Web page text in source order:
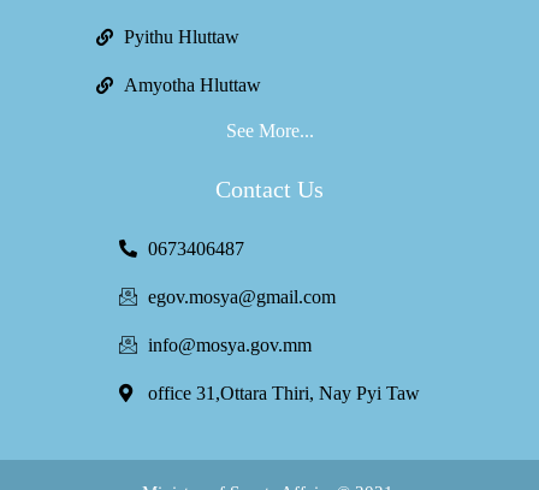
Pyithu Hluttaw
Amyotha Hluttaw
See More...
Contact Us
0673406487
egov.mosya@gmail.com
info@mosya.gov.mm
office 31,Ottara Thiri, Nay Pyi Taw